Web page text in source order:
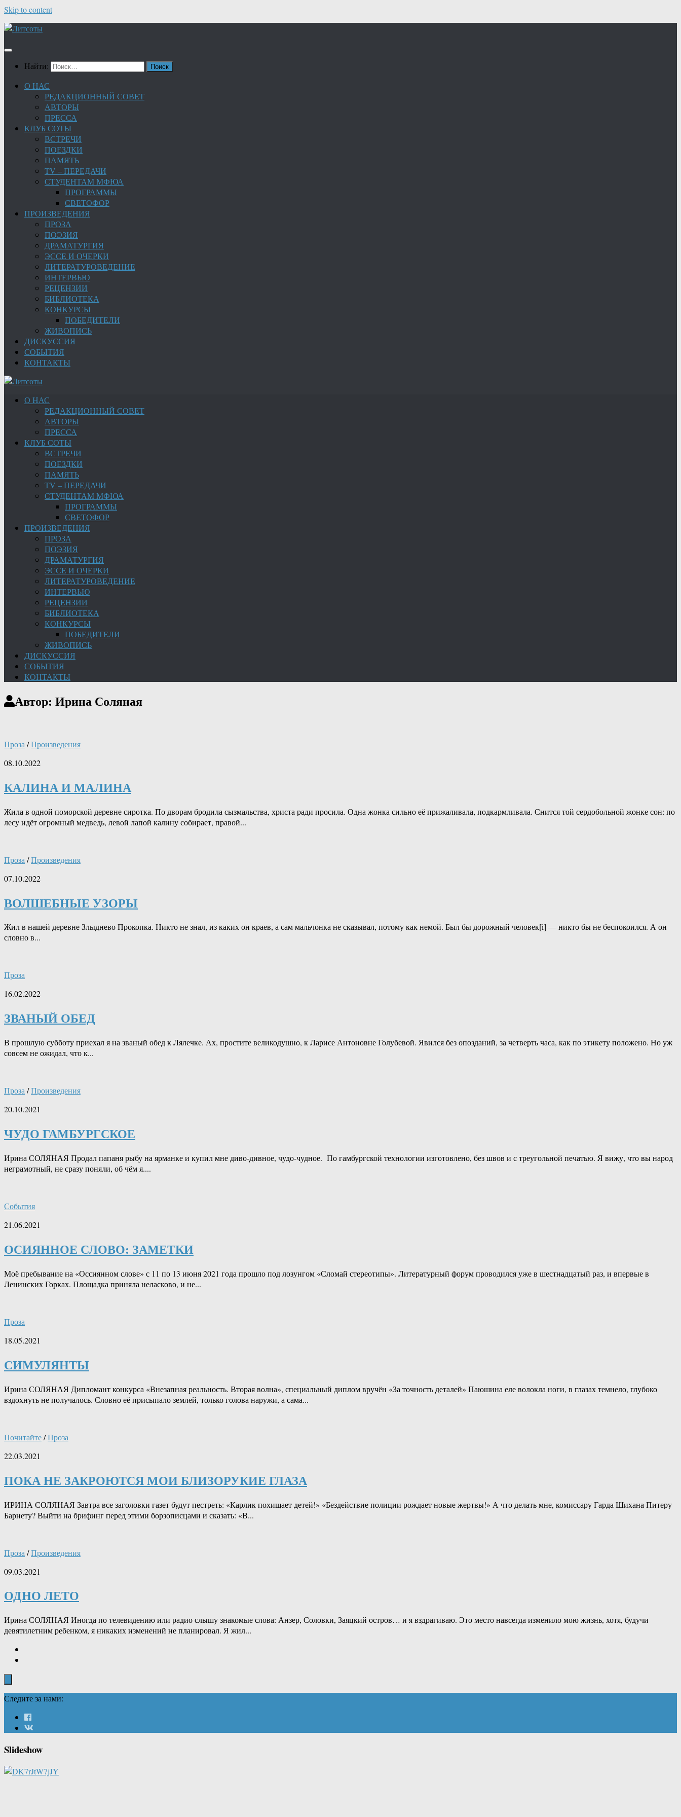
Skip to content
Найти:
О НАС
РЕДАКЦИОННЫЙ СОВЕТ
АВТОРЫ
ПРЕССА
КЛУБ СОТЫ
ВСТРЕЧИ
ПОЕЗДКИ
ПАМЯТЬ
TV – ПЕРЕДАЧИ
СТУДЕНТАМ МФЮА
ПРОГРАММЫ
СВЕТОФОР
ПРОИЗВЕДЕНИЯ
ПРОЗА
ПОЭЗИЯ
ДРАМАТУРГИЯ
ЭССЕ И ОЧЕРКИ
ЛИТЕРАТУРОВЕДЕНИЕ
ИНТЕРВЬЮ
РЕЦЕНЗИИ
БИБЛИОТЕКА
КОНКУРСЫ
ПОБЕДИТЕЛИ
ЖИВОПИСЬ
ДИСКУССИЯ
СОБЫТИЯ
КОНТАКТЫ
О НАС
РЕДАКЦИОННЫЙ СОВЕТ
АВТОРЫ
ПРЕССА
КЛУБ СОТЫ
ВСТРЕЧИ
ПОЕЗДКИ
ПАМЯТЬ
TV – ПЕРЕДАЧИ
СТУДЕНТАМ МФЮА
ПРОГРАММЫ
СВЕТОФОР
ПРОИЗВЕДЕНИЯ
ПРОЗА
ПОЭЗИЯ
ДРАМАТУРГИЯ
ЭССЕ И ОЧЕРКИ
ЛИТЕРАТУРОВЕДЕНИЕ
ИНТЕРВЬЮ
РЕЦЕНЗИИ
БИБЛИОТЕКА
КОНКУРСЫ
ПОБЕДИТЕЛИ
ЖИВОПИСЬ
ДИСКУССИЯ
СОБЫТИЯ
КОНТАКТЫ
Автор: Ирина Соляная
Проза /Произведения
08.10.2022
КАЛИНА И МАЛИНА
Жила в одной поморской деревне сиротка. По дворам бродила сызмальства, христа ради просила. Одна жонка сильно её прижаливала, подкармливала. Снится той сердобольной жонке сон: по
лесу идёт огромный медведь, левой лапой калину собирает, правой...
Проза /Произведения
07.10.2022
ВОЛШЕБНЫЕ УЗОРЫ
Жил в нашей деревне Злыднево Прокопка. Никто не знал, из каких он краев, а сам мальчонка не сказывал, потому как немой. Был бы дорожный человек[i] — никто бы не беспокоился. А он
словно в...
Проза
16.02.2022
ЗВАНЫЙ ОБЕД
В прошлую субботу приехал я на званый обед к Лялечке. Ах, простите великодушно, к Ларисе Антоновне Голубевой. Явился без опозданий, за четверть часа, как по этикету положено. Но уж
совсем не ожидал, что к...
Проза/Произведения
20.10.2021
ЧУДО ГАМБУРГСКОЕ
Ирина СОЛЯНАЯ Продал папаня рыбу на ярманке и купил мне диво-дивное, чудо-чудное. По гамбургской технологии изготовлено, без швов и с треугольной печатью. Я вижу, что вы народ
неграмотный, не сразу поняли, об чём я....
События
21.06.2021
ОСИЯННОЕ СЛОВО: ЗАМЕТКИ
Моё пребывание на «Оссиянном слове» с 11 по 13 июня 2021 года прошло под лозунгом «Сломай стереотипы». Литературный форум проводился уже в шестнадцатый раз, и впервые в
Ленинских Горках. Площадка приняла неласково, и не...
Проза
18.05.2021
СИМУЛЯНТЫ
Ирина СОЛЯНАЯ Дипломант конкурса «Внезапная реальность. Вторая волна», специальный диплом вручён «За точность деталей» Паюшина еле волокла ноги, в глазах темнело, глубоко
вздохнуть не получалось. Словно её присыпало землей, только голова наружи, а сама...
Почитайте/Проза
22.03.2021
ПОКА НЕ ЗАКРОЮТСЯ МОИ БЛИЗОРУКИЕ ГЛАЗА
ИРИНА СОЛЯНАЯ Завтра все заголовки газет будут пестреть: «Карлик похищает детей!» «Бездействие полиции рождает новые жертвы!» А что делать мне, комиссару Гарда Шихана Питеру
Барнету? Выйти на брифинг перед этими борзописцами и сказать: «В...
Проза /Произведения
09.03.2021
ОДНО ЛЕТО
Ирина СОЛЯНАЯ Иногда по телевидению или радио слышу знакомые слова: Анзер, Соловки, Заяцкий остров… и я вздрагиваю. Это место навсегда изменило мою жизнь, хотя, будучи
девятилетним ребенком, я никаких изменений не планировал. Я жил...
Следите за нами:
Slideshow